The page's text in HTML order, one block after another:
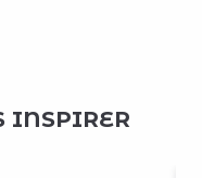
INSPIRER